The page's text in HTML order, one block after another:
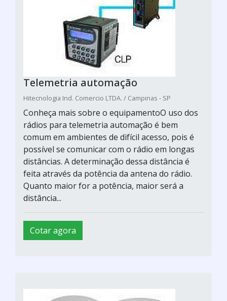
Telemetria automação
Hitecnologia Ind. Comercio LTDA. / Campinas - SP
Conheça mais sobre o equipamentoO uso dos
rádios para telemetria automação é bem
comum em ambientes de difícil acesso, pois é
possível se comunicar com o rádio em longas
distâncias. A determinação dessa distância é
feita através da potência da antena do rádio.
Quanto maior for a potência, maior será a
distância...
Cotar agora